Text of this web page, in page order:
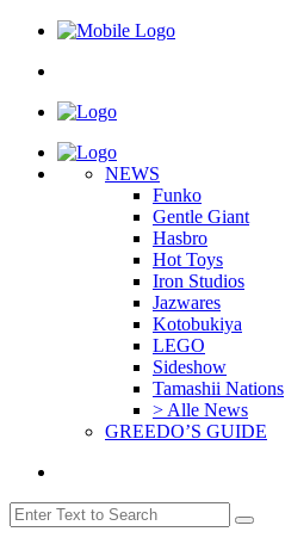
NEWS
Funko
Gentle Giant
Hasbro
Hot Toys
Iron Studios
Jazwares
Kotobukiya
LEGO
Sideshow
Tamashii Nations
> Alle News
GREEDO’S GUIDE